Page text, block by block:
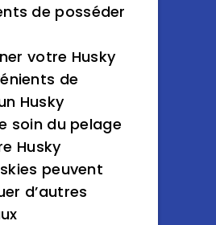
de posséder
votre Husky
de
Husky
soin du pelage
Husky
peuvent
d’autres